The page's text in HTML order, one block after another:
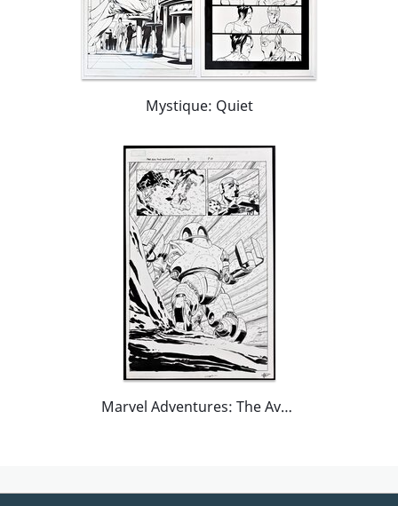
Mystique: Quiet
Marvel Adventures: The Avengers